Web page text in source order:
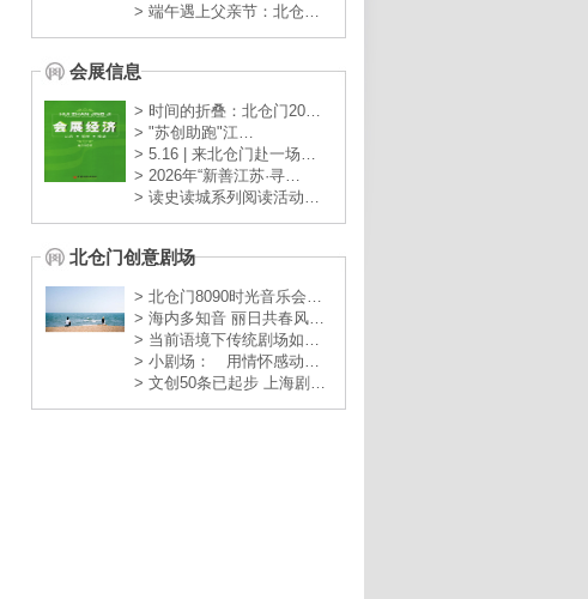
> 端午遇上父亲节：北仓…
会展信息
> 时间的折叠：北仓门20…
> "苏创助跑"江…
> 5.16 | 来北仓门赴一场…
> 2026年“新善江苏·寻…
> 读史读城系列阅读活动…
北仓门创意剧场
> 北仓门8090时光音乐会…
> 海内多知音 丽日共春风…
> 当前语境下传统剧场如…
> 小剧场： 用情怀感动…
> 文创50条已起步 上海剧…